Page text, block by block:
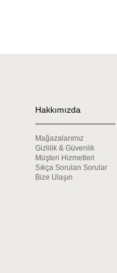
Hakkımızda
Mağazalarımız
Gizlilik & Güvenlik
Müşteri Hizmetleri
Sıkça Sorulan Sorular
Bize Ulaşın